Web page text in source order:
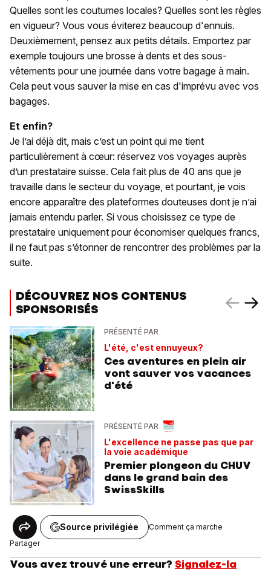
Quelles sont les coutumes locales? Quelles sont les règles
en vigueur? Vous vous éviterez beaucoup d'ennuis.
Deuxièmement, pensez aux petits détails. Emportez par
exemple toujours une brosse à dents et des sous-
vêtements pour une journée dans votre bagage à main.
Cela peut vous sauver la mise en cas d'imprévu avec vos
bagages.
Et enfin?
Je l’ai déjà dit, mais c’est un point qui me tient
particulièrement à cœur: réservez vos voyages auprès
d’un prestataire suisse. Cela fait plus de 40 ans que je
travaille dans le secteur du voyage, et pourtant, je vois
encore apparaître des plateformes douteuses dont je n’ai
jamais entendu parler. Si vous choisissez ce type de
prestataire uniquement pour économiser quelques francs,
il ne faut pas s’étonner de rencontrer des problèmes par la
suite.
DÉCOUVREZ NOS CONTENUS
SPONSORISÉS
PRÉSENTÉ PAR
L'été, c'est ennuyeux?
Ces aventures en plein air
vont sauver vos vacances
d'été
PRÉSENTÉ PAR
L'excellence ne passe pas que par
la voie académique
Premier plongeon du CHUV
dans le grand bain des
SwissSkills
Partager
Source privilégiée Comment ça marche
Vous avez trouvé une erreur? Signalez-la